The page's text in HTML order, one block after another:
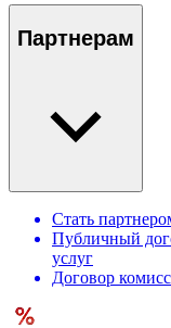
Партнерам
Стать
Публичный
услуг
Договор